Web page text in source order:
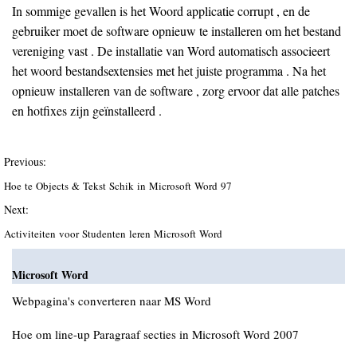
In sommige gevallen is het Woord applicatie corrupt , en de
gebruiker moet de software opnieuw te installeren om het bestand
vereniging vast . De installatie van Word automatisch associeert
het woord bestandsextensies met het juiste programma . Na het
opnieuw installeren van de software , zorg ervoor dat alle patches
en hotfixes zijn geïnstalleerd .
Previous:
Hoe te Objects & Tekst Schik in Microsoft Word 97
Next:
Activiteiten voor Studenten leren Microsoft Word
Microsoft Word
Webpagina's converteren naar MS Word
Hoe om line-up Paragraaf secties in Microsoft Word 2007